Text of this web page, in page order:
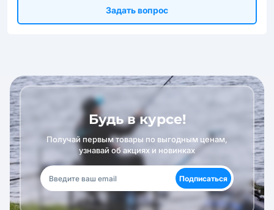
Задать вопрос
Будь в курсе!
Получай первым товары по выгодным ценам,
узнавай об акциях и новинках
Подписаться